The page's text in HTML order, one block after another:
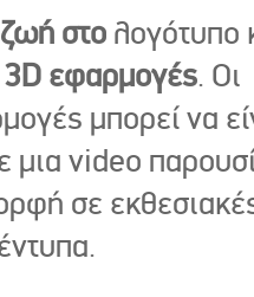
στο λογότυπο
3D εφαρμογές. Οι
μπορεί να
μια video
σε